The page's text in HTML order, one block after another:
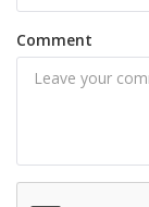
Comment